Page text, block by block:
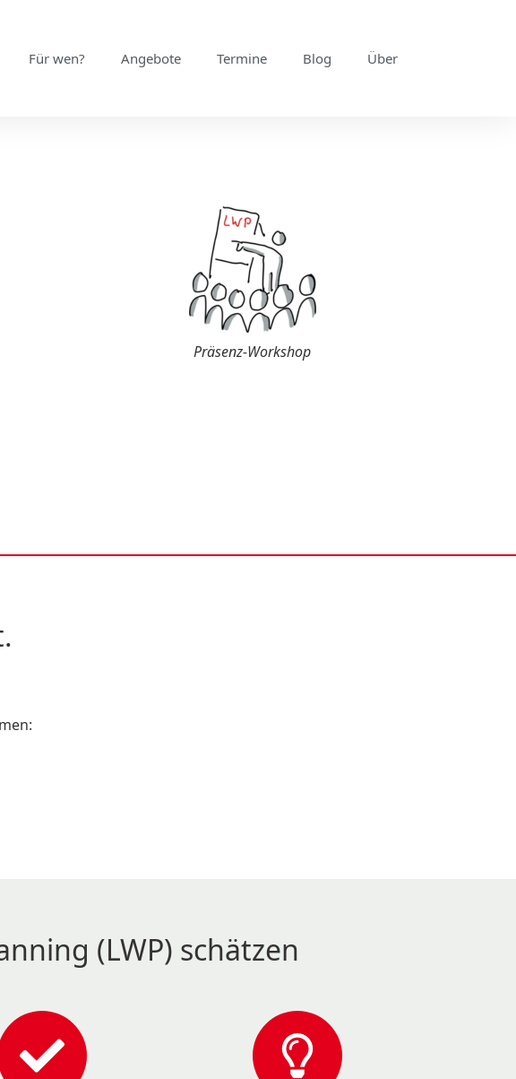
Für wen? Angebote Termine Blog Über
Präsenz-Workshop
(LWP) schätzen